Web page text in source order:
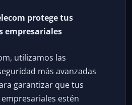
protege tus
empresariales
utilizamos las
más avanzadas
garantizar que tus
estén